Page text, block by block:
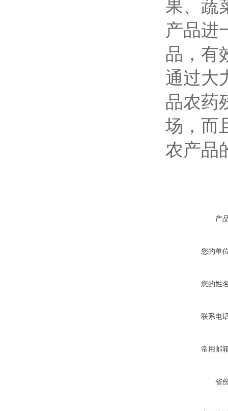
果、蔬
产品进
品，有
通过大
品农药
场，而
农产品
产
您的单
您的姓
联系电
常用邮
省